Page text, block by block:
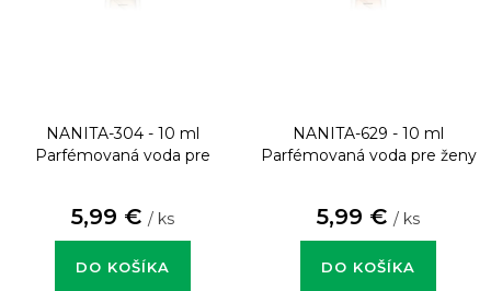
NANITA-304 - 10 ml
Parfémovaná voda pre
5,99 € / ks
DO KOŠÍKA
NANITA-629 - 10 ml
Parfémovaná voda pre ženy
5,99 € / ks
DO KOŠÍKA